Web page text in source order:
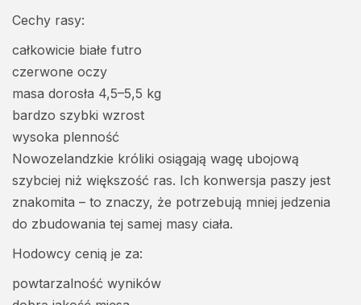
Cechy rasy:
całkowicie białe futro
czerwone oczy
masa dorosła 4,5–5,5 kg
bardzo szybki wzrost
wysoka plenność
Nowozelandzkie króliki osiągają wagę ubojową
szybciej niż większość ras. Ich konwersja paszy jest
znakomita – to znaczy, że potrzebują mniej jedzenia
do zbudowania tej samej masy ciała.
Hodowcy cenią je za:
powtarzalność wyników